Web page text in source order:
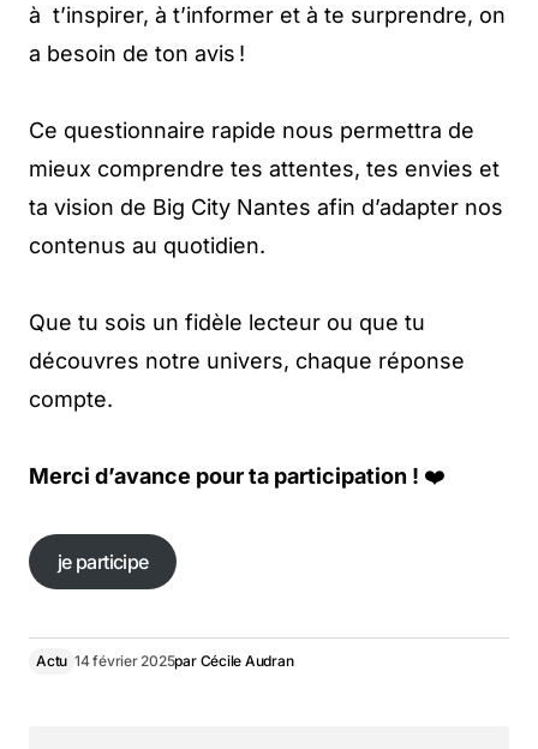
à t’inspirer, à t’informer et à te surprendre, on
a besoin de ton avis !
Ce questionnaire rapide nous permettra de
mieux comprendre tes attentes, tes envies et
ta vision de Big City Nantes afin d’adapter nos
contenus au quotidien.
Que tu sois un fidèle lecteur ou que tu
découvres notre univers, chaque réponse
compte.
Merci d’avance pour ta participation ! ❤️
je participe
Actu 14 février 2025par Cécile Audran